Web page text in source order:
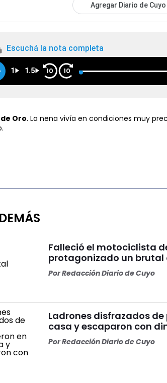
Agregar Diario de Cuyo
Escuchá la nota completa
1 1.5 10 10
Oro. La nena vivía en condiciones muy
Falleció el motociclista
protagonizado un brutal
PorRedacción Diario de Cuyo
Ladrones disfrazados
casa y escaparon con
PorRedacción Diario de Cuyo